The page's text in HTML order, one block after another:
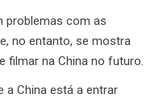
problemas com as
no entanto, se mostra
filmar na China no futuro.
a China está a entrar